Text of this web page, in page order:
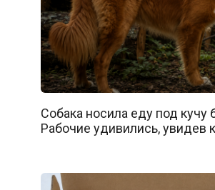
Собака носила еду под кучу
Рабочие удивились, увидев